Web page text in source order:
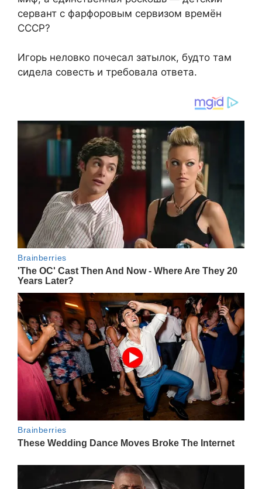
сервант с фарфоровым сервизом времён
СССР?
Игорь неловко почесал затылок, будто там
сидела совесть и требовала ответа.